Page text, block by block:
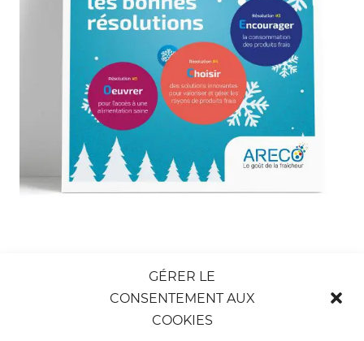
GÉRER LE
CONSENTEMENT AUX
COOKIES
ACCÉLÉRATEURS DE RÉUSSITE